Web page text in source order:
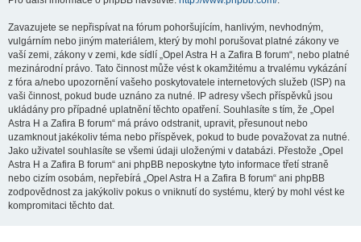
Zavazujete se nepřispívat na fórum pohoršujícím, hanlivým, nevhodným,
vulgárním nebo jiným materiálem, který by mohl porušovat platné zákony ve
vaší zemi, zákony v zemi, kde sídlí „Opel Astra H a Zafira B forum“, nebo platné
mezinárodní právo. Tato činnost může vést k okamžitému a trvalému vykázání
z fóra a/nebo upozornění vašeho poskytovatele internetových služeb (ISP) na
vaši činnost, pokud bude uznáno za nutné. IP adresy všech příspěvků jsou
ukládány pro případné uplatnění těchto opatření. Souhlasíte s tím, že „Opel
Astra H a Zafira B forum“ má právo odstranit, upravit, přesunout nebo
uzamknout jakékoliv téma nebo příspěvek, pokud to bude považovat za nutné.
Jako uživatel souhlasíte se všemi údaji uloženými v databázi. Přestože „Opel
Astra H a Zafira B forum“ ani phpBB neposkytne tyto informace třetí straně
nebo cizím osobám, nepřebírá „Opel Astra H a Zafira B forum“ ani phpBB
zodpovědnost za jakýkoliv pokus o vniknutí do systému, který by mohl vést ke
kompromitaci těchto dat.